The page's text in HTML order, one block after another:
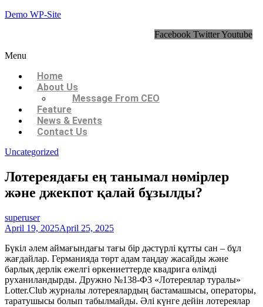
Demo WP-Site
Facebook TwitterYoutube
Menu
Home
About Us
Message From CEO
Feature
News & Events
Contact Us
Uncategorized
Лотереядағы ең танымал нөмірлер
және джекпот қалай бұзылды?
superuser
April 19, 2025April 25, 2025
Бүкіл әлем аймағындағы тағы бір дәстүрлі құтты сан – бұл
жағдайлар. Германияда төрт адам таңдау жасайды және
барлық дерлік ежелгі өркениеттерде квадрига өлімді
руханиландырды. Дружно №138-ФЗ «Лотереялар туралы»
Lotter.Club журналы лотереялардың бастамашысы, операторы,
таратушысы болып табылмайды. Әлі күнге дейін лотереялар